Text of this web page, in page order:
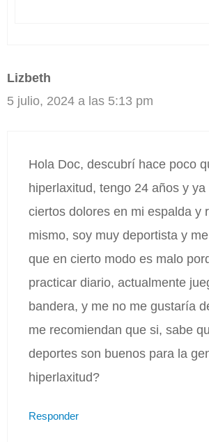
Lizbeth
5 julio, 2024 a las 5:13 pm
Hola Doc, descubrí hace poco
hiperlaxitud, tengo 24 años y
ciertos dolores en mi espalda y
mismo, soy muy deportista y
que en cierto modo es malo
practicar diario, actualmente
bandera, y me no me gustaría
me recomiendan que si, sabe
deportes son buenos para la
hiperlaxitud?
Responder